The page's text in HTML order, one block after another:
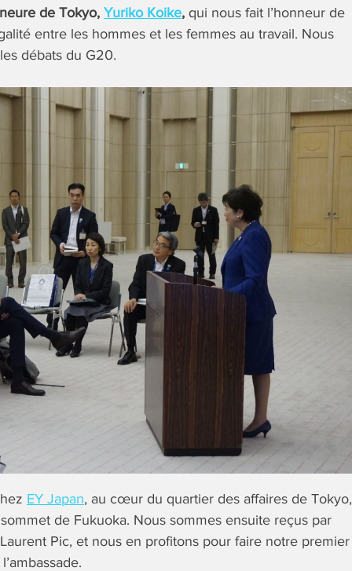
de Tokyo, Yuriko Koike, qui nous fait l’honneur de
entre les hommes et les femmes au travail. Nous
débats du G20.
EY Japan, au cœur du quartier des affaires de Tokyo,
de Fukuoka. Nous sommes ensuite reçus par
Pic, et nous en profitons pour faire notre premier